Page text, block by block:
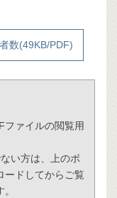
数(49KB/PDF)
ファイルの閲覧用
い方は、 上のボ
ードしてからご覧